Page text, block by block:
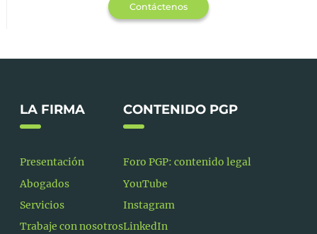
Contáctenos
LA FIRMA
Presentación
Abogados
Servicios
Trabaje con nosotros
CONTENIDO PGP
Foro PGP: contenido legal
YouTube
Instagram
LinkedIn